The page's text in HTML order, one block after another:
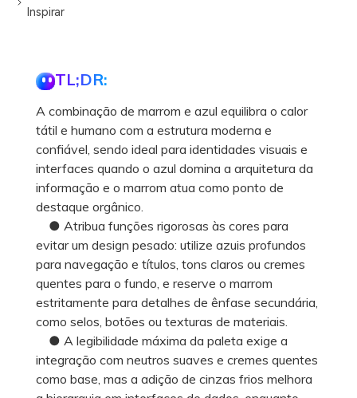
Inspirar
TL;DR:
A combinação de marrom e azul equilibra o calor
tátil e humano com a estrutura moderna e
confiável, sendo ideal para identidades visuais e
interfaces quando o azul domina a arquitetura da
informação e o marrom atua como ponto de
destaque orgânico.
● Atribua funções rigorosas às cores para
evitar um design pesado: utilize azuis profundos
para navegação e títulos, tons claros ou cremes
quentes para o fundo, e reserve o marrom
estritamente para detalhes de ênfase secundária,
como selos, botões ou texturas de materiais.
● A legibilidade máxima da paleta exige a
integração com neutros suaves e cremes quentes
como base, mas a adição de cinzas frios melhora